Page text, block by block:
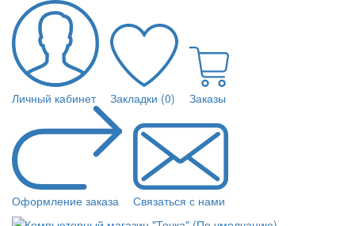
Личный кабинет Закладки (0) Заказы
Оформление заказа Связаться с нами